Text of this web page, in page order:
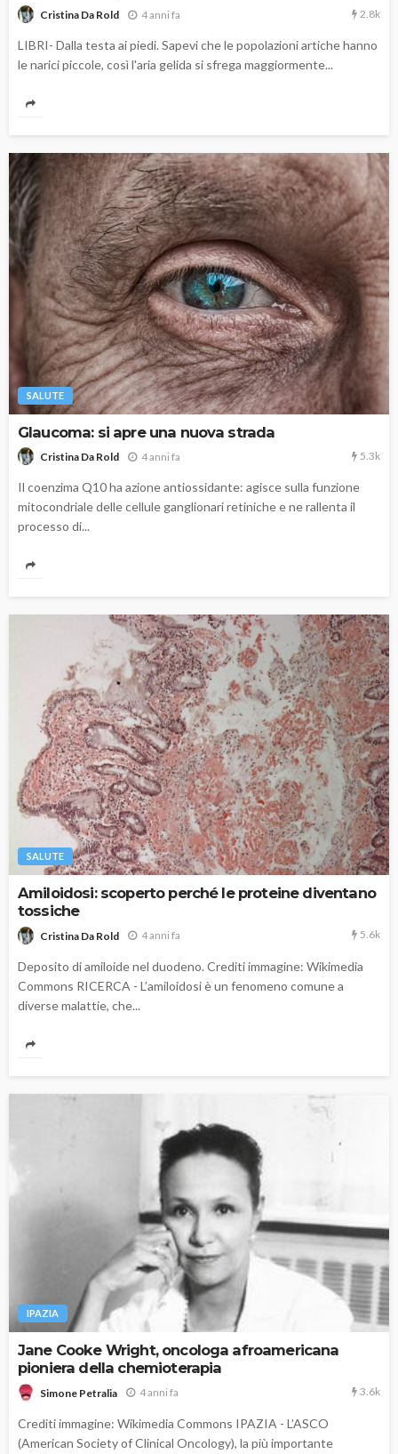
Cristina Da Rold 4 anni fa 2.8k
LIBRI- Dalla testa ai piedi. Sapevi che le popolazioni artiche hanno
le narici piccole, così l'aria gelida si sfrega maggiormente...
SALUTE
Glaucoma: si apre una nuova strada
Cristina Da Rold 4 anni fa 5.3k
Il coenzima Q10 ha azione antiossidante: agisce sulla funzione
mitocondriale delle cellule ganglionari retiniche e ne rallenta il
processo di...
SALUTE
Amiloidosi: scoperto perché le proteine diventano
tossiche
Cristina Da Rold 4 anni fa 5.6k
Deposito di amiloide nel duodeno. Crediti immagine: Wikimedia
Commons RICERCA - L’amiloidosi è un fenomeno comune a
diverse malattie, che...
IPAZIA
Jane Cooke Wright, oncologa afroamericana
pioniera della chemioterapia
Simone Petralia 4 anni fa 3.6k
Crediti immagine: Wikimedia Commons IPAZIA - L’ASCO
(American Society of Clinical Oncology), la più importante